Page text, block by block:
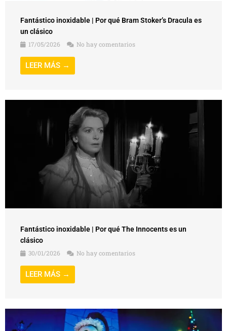
Fantástico inoxidable | Por qué Bram Stoker’s Dracula es
un clásico
17/05/2026
No hay comentarios
LEER MÁS →
Fantástico inoxidable | Por qué The Innocents es un
clásico
30/01/2026
No hay comentarios
LEER MÁS →